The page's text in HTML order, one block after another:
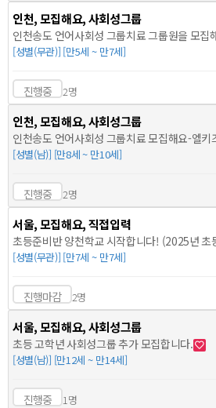
인천, 모집해요, 사회성그룹
인천송도 언어사회성 그룹치료 그룹원을 모집
[성별(무관)] [만5세 ~ 만7세]
진행중 2명
인천, 모집해요, 사회성그룹
[성별(남)] [만8세 ~ 만10세]
진행중 2명
서울, 모집해요, 직접입력
초등준비반 양천학교 시작합니다! (2025년
[성별(무관)] [만7세 ~ 만7세]
진행마감 2명
서울, 모집해요, 사회성그룹
초등 고학년 사회성그룹 추가 모집합니다.
[성별(남)] [만12세 ~ 만14세]
진행중 1명